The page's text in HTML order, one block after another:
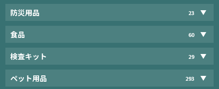
防災用品 23
食品 60
検査キット 29
ペット用品 293